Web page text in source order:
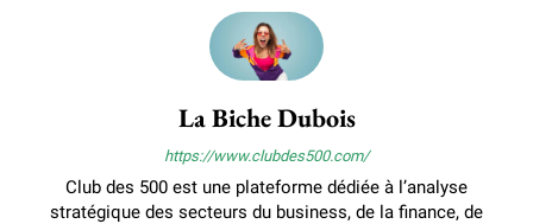
La Biche Dubois
https://www.clubdes500.com/
Club des 500 est une plateforme dédiée à l’analyse
stratégique des secteurs du business, de la finance, de